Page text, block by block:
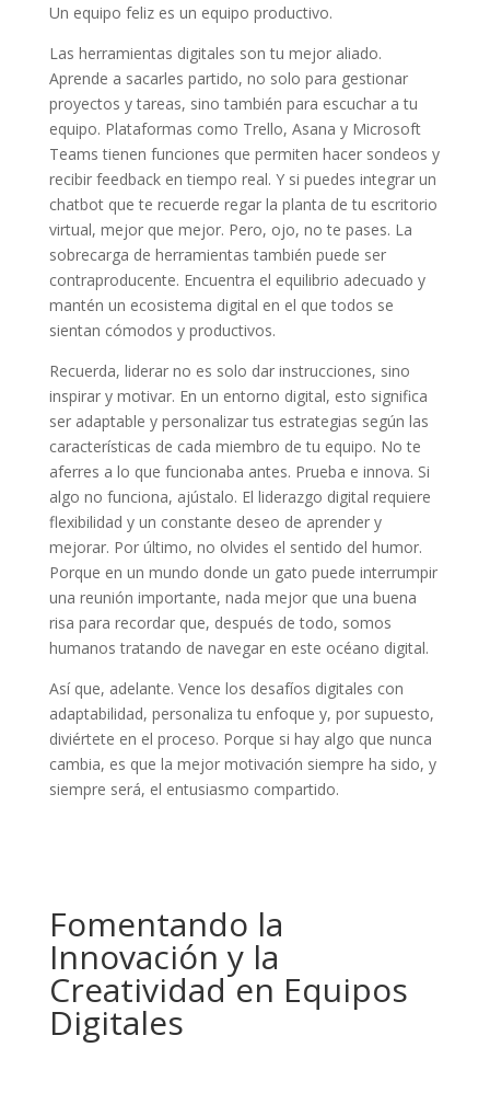
Un equipo feliz es un equipo productivo.
Las herramientas digitales son tu mejor aliado.
Aprende a sacarles partido, no solo para gestionar
proyectos y tareas, sino también para escuchar a tu
equipo. Plataformas como Trello, Asana y Microsoft
Teams tienen funciones que permiten hacer sondeos y
recibir feedback en tiempo real. Y si puedes integrar un
chatbot que te recuerde regar la planta de tu escritorio
virtual, mejor que mejor. Pero, ojo, no te pases. La
sobrecarga de herramientas también puede ser
contraproducente. Encuentra el equilibrio adecuado y
mantén un ecosistema digital en el que todos se
sientan cómodos y productivos.
Recuerda, liderar no es solo dar instrucciones, sino
inspirar y motivar. En un entorno digital, esto significa
ser adaptable y personalizar tus estrategias según las
características de cada miembro de tu equipo. No te
aferres a lo que funcionaba antes. Prueba e innova. Si
algo no funciona, ajústalo. El liderazgo digital requiere
flexibilidad y un constante deseo de aprender y
mejorar. Por último, no olvides el sentido del humor.
Porque en un mundo donde un gato puede interrumpir
una reunión importante, nada mejor que una buena
risa para recordar que, después de todo, somos
humanos tratando de navegar en este océano digital.
Así que, adelante. Vence los desafíos digitales con
adaptabilidad, personaliza tu enfoque y, por supuesto,
diviértete en el proceso. Porque si hay algo que nunca
cambia, es que la mejor motivación siempre ha sido, y
siempre será, el entusiasmo compartido.
Fomentando la
Innovación y la
Creatividad en Equipos
Digitales